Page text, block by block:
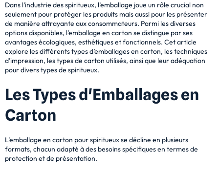
Dans l’industrie des spiritueux, l’emballage joue un rôle crucial non
seulement pour protéger les produits mais aussi pour les présenter
de manière attrayante aux consommateurs. Parmi les diverses
options disponibles, l’emballage en carton se distingue par ses
avantages écologiques, esthétiques et fonctionnels. Cet article
explore les différents types d’emballages en carton, les techniques
d’impression, les types de carton utilisés, ainsi que leur adéquation
pour divers types de spiritueux.
Les Types d'Emballages en
Carton
L’emballage en carton pour spiritueux se décline en plusieurs
formats, chacun adapté à des besoins spécifiques en termes de
protection et de présentation.